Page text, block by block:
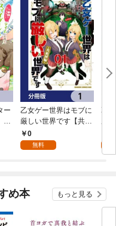
ー
ス
乙女ゲー世界はモブに
厳しい世界です【共和
国編】【分冊版】 1
0
無料
乙
め本 もっと見る